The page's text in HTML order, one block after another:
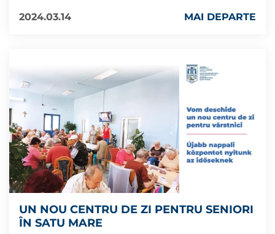
2024.03.14
MAI DEPARTE
UN NOU CENTRU DE ZI PENTRU SENIORI
ÎN SATU MARE